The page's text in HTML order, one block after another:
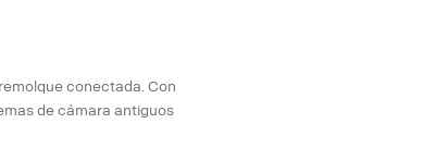
conectada. Con
de cámara antiguos